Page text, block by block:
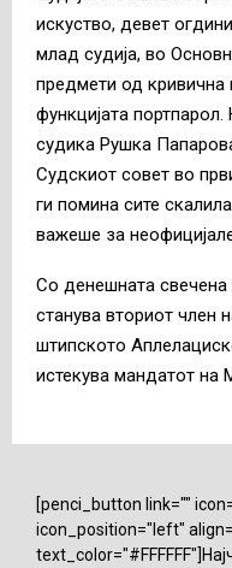
искуство, девет
млад судија, во
предмети од кривична
функцијата
судика Рушка
Судскиот совет во
ги помина сите
важеше за
Со денешната свечена
станува вториот член
штипското
истекува мандатот на
[penci_button link=""
icon_position="left"